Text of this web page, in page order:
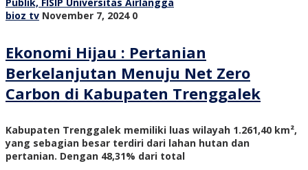
bioz tv November 7, 2024 0
Ekonomi Hijau : Pertanian
Berkelanjutan Menuju Net Zero
Carbon di Kabupaten Trenggalek
Kabupaten Trenggalek memiliki luas wilayah 1.261,40 km²,
yang sebagian besar terdiri dari lahan hutan dan
pertanian. Dengan 48,31% dari total